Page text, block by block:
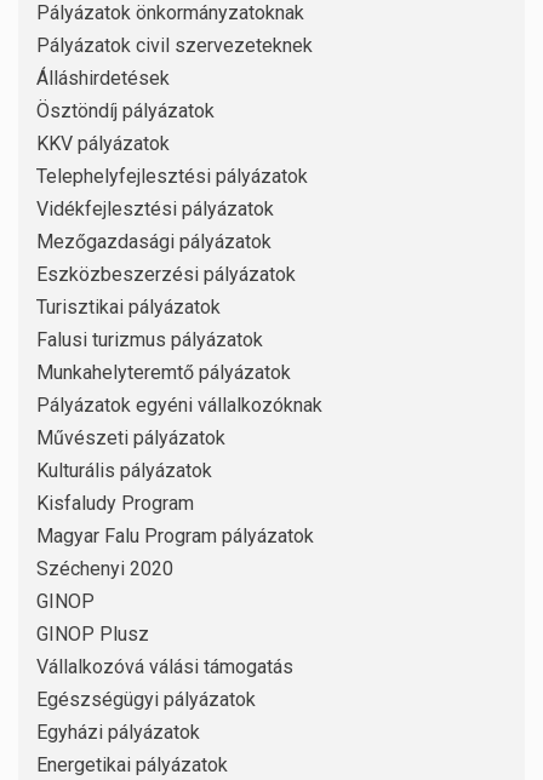
Pályázatok önkormányzatoknak
Pályázatok civil szervezeteknek
Álláshirdetések
Ösztöndíj pályázatok
KKV pályázatok
Telephelyfejlesztési pályázatok
Vidékfejlesztési pályázatok
Mezőgazdasági pályázatok
Eszközbeszerzési pályázatok
Turisztikai pályázatok
Falusi turizmus pályázatok
Munkahelyteremtő pályázatok
Pályázatok egyéni vállalkozóknak
Művészeti pályázatok
Kulturális pályázatok
Kisfaludy Program
Magyar Falu Program pályázatok
Széchenyi 2020
GINOP
GINOP Plusz
Vállalkozóvá válási támogatás
Egészségügyi pályázatok
Egyházi pályázatok
Energetikai pályázatok